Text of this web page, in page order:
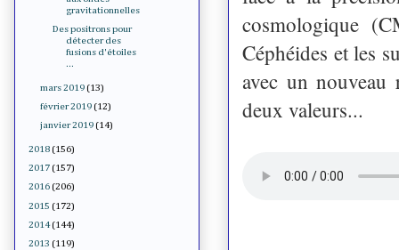
cosmologique
Céphéides et les
avec un
deux valeurs...
gravitationnelles
Des positrons pour
détecter des
fusions d'étoiles
...
mars 2019 (13)
février 2019 (12)
janvier 2019 (14)
2018 (156)
2017 (157)
2016 (206)
2015 (172)
2014 (144)
2013 (119)